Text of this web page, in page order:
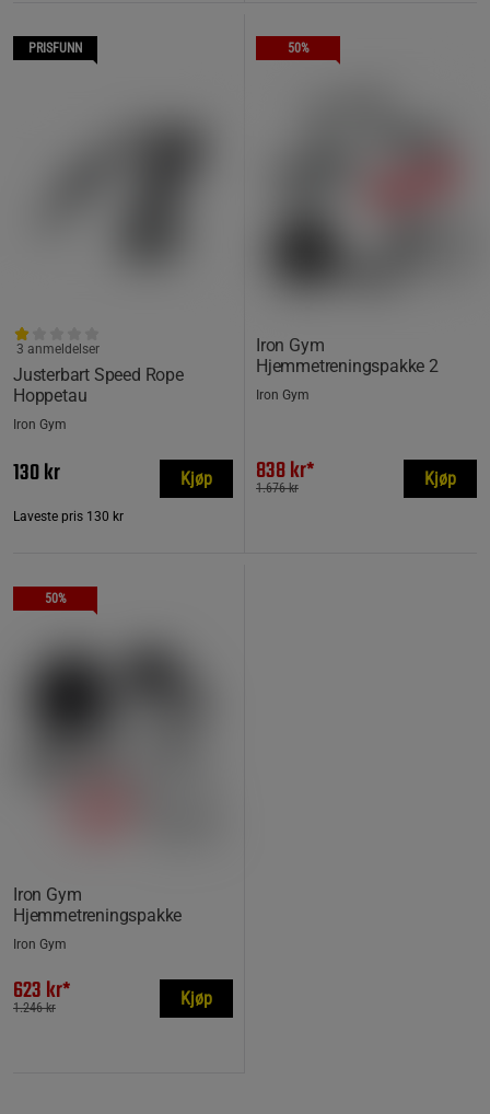
PRISFUNN
Justerbart Speed Rope
Hoppetau
3 anmeldelser
Iron Gym
130 kr
Laveste pris 130 kr
Kjøp
50%
Iron Gym
Hjemmetreningspakke 2
Iron Gym
838 kr*
1.676 kr Kjøp
50%
Iron Gym
Hjemmetreningspakke
Iron Gym
623 kr*
1.246 kr Kjøp